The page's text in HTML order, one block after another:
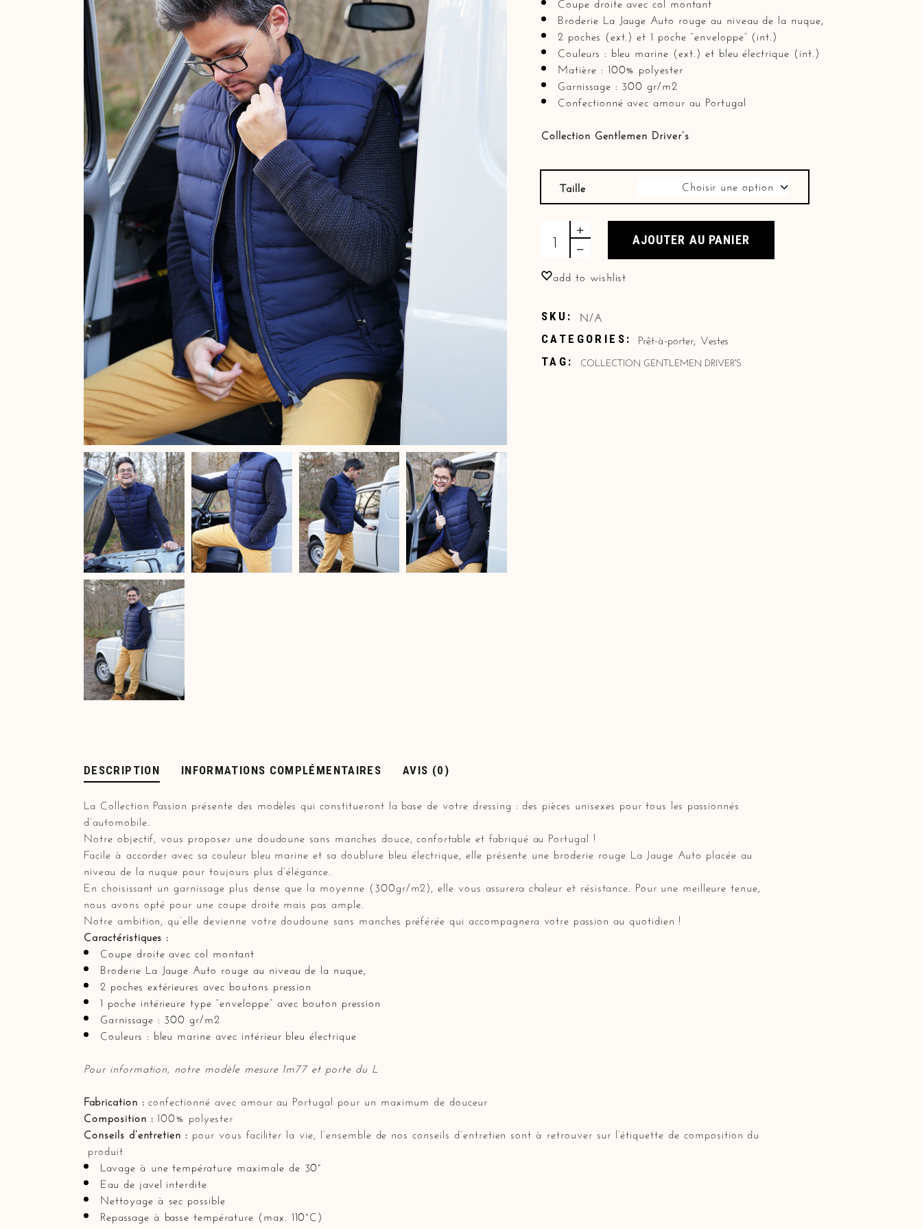
Broderie La Jauge Auto rouge au niveau de la nuque,
2 poches (ext.) et1 poche “enveloppe” (int.)
Couleurs : bleu marine (ext.) et bleu électrique (int.)
Matière : 100% polyester
Garnissage : 300 gr/m2
Confectionné avec amour au Portugal
Collection Gentlemen Driver’s
Taille Choisir une option
Doudoune sans manches bleu marine quantity
AJOUTER AU PANIER
add to wishlist
SKU: N/A
CATEGORIES: Prêt-à-porter Vestes
TAG: COLLECTION GENTLEMEN DRIVER'S
DESCRIPTION INFORMATIONS COMPLÉMENTAIRES AVIS (0)
La Collection Passion présente des modèles qui constitueront la base de votre dressing : des pièces unisexes pour tous les passionnés
d’automobile.
Notre objectif, vous proposer une doudoune sans manches douce, confortable et fabriqué au Portugal !
Facile à accorder avec sa couleur bleu marine et sa doublure bleu électrique, elle présente une broderie rouge La Jauge Auto placée au
niveau de la nuque pour toujours plus d’élégance.
En choisissant un garnissage plus dense que la moyenne (300gr/m2), elle vous assurera chaleur et résistance. Pour une meilleure tenue,
nous avons opté pour une coupe droite mais pas ample.
Notre ambition, qu’elle devienne votre doudoune sans manches préférée qui accompagnera votre passion au quotidien !
Caractéristiques :
Coupe droite avec col montant
Broderie La Jauge Auto rouge au niveau de la nuque,
2 poches extérieures avec boutons pression
1 poche intérieure type “enveloppe” avec bouton pression
Garnissage : 300 gr/m2
Couleurs : bleu marine avec intérieur bleu électrique
Pour information, notre modèle mesure 1m77 et porte du L
Fabrication :confectionné avec amour au Portugal pour un maximum de douceur
Composition :100% polyester
Conseils d’entretien : pour vous faciliter la vie, l’ensemble de nos conseils d’entretien sont à retrouver sur l’étiquette de composition du
produit
Lavage à une température maximale de 30°
Eau de javel interdite
Nettoyage à sec possible
Repassage à basse température (max. 110°C)